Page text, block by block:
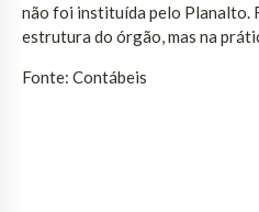
não foi instituída pelo Planalto.
estrutura do órgão, mas na
Fonte: Contábeis